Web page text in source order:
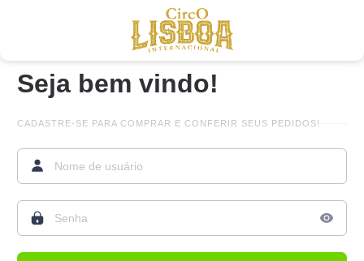
Seja bem vindo!
CADASTRE-SE PARA COMPRAR E CONFERIR SEUS PEDIDOS!